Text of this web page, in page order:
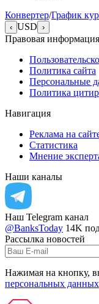
Конвертер/График
‹ USD ›
Правовая информация
Политика сайта
Персональные
Политика
Навигация
Реклама на
Статистика
Мнение
Наши каналы
Наш Telegram канал
@BanksToday 14K
Рассылка новостей
Нажимая на кнопку,
персональных данных